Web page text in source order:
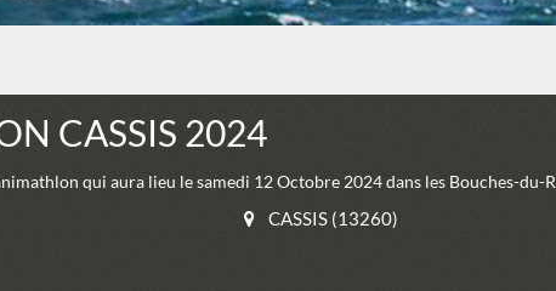
CASSIS 2024
qui aura lieu le samedi 12 Octobre 2024 dans les Bouches-du-
CASSIS (13260)